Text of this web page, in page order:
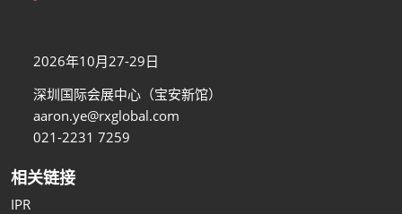
2026年10月27-29日
深圳国际会展中心（宝安新馆）
aaron.ye@rxglobal.com
021-2231 7259
相关链接
IPR